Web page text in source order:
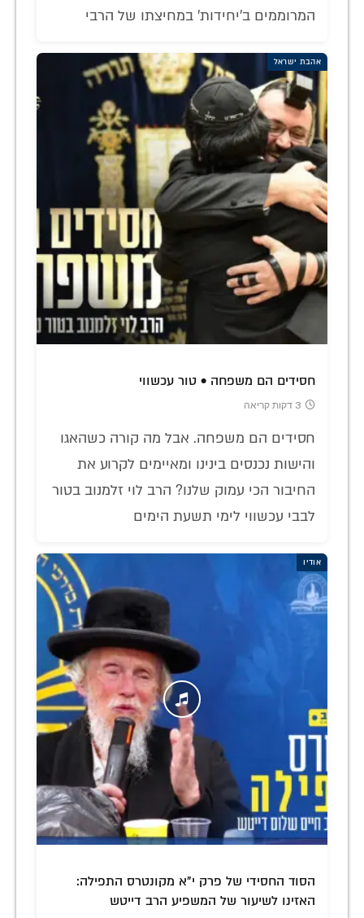
המרוממים ב'יחידות' במחיצתו של הרבי
אהבת ישראל
חסידים הם משפחה • טור עכשווי
3 דקות קריאה
חסידים הם משפחה. אבל מה קורה כשהאגו
והישות נכנסים בינינו ומאיימים לקרוע את
החיבור הכי עמוק שלנו? הרב לוי זלמנוב בטור
לבבי עכשווי לימי תשעת הימים
אודיו
הסוד החסידי של פרק י"א מקונטרס התפילה:
האזינו לשיעור של המשפיע הרב דייטש